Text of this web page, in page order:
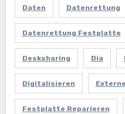
Daten Datenrettung
Datenrettung Festplatte
Desksharing Dia
Digitalisieren
Festplatte Reparieren